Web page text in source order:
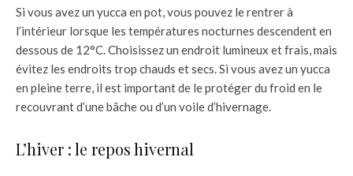
Si vous avez un yucca en pot, vous pouvez le rentrer à
l’intérieur lorsque les températures nocturnes descendent en
dessous de 12°C. Choisissez un endroit lumineux et frais, mais
évitez les endroits trop chauds et secs. Si vous avez un yucca
en pleine terre, il est important de le protéger du froid en le
recouvrant d’une bâche ou d’un voile d’hivernage.
L’hiver : le repos hivernal